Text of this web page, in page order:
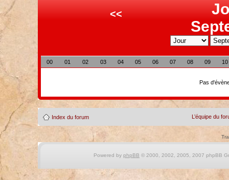
<<
00 01 02 03 04 05 06 07 08 09 10
Pas
Index du forum L’équipe du
Powered by phpBB © 2000, 2002, 2005, 2007 phpBB